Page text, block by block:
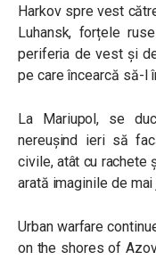
Harkov spre vest
Luhansk, forțele
periferia de vest și
pe care încearcă să-l
La Mariupol, se
nereușind ieri să
civile, atât cu rachete
arată imaginile de mai
Urban warfare
on the shores of